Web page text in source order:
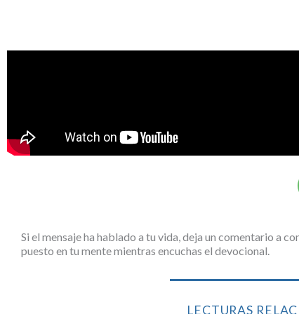
Si el mensaje ha hablado a tu vida, deja un comentario a
puesto en tu mente mientras encuchas el devocional.
LECTURAS